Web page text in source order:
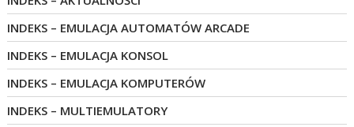
INDEKS – EMULACJA AUTOMATÓW ARCADE
INDEKS – EMULACJA KONSOL
INDEKS – EMULACJA KOMPUTERÓW
INDEKS – MULTIEMULATORY